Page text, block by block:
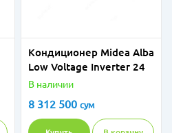
Кондиционер Midea Alba
Low Voltage Inverter 24
В наличии
8 312 500 сум